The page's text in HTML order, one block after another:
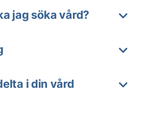
jag söka vård?
i din vård